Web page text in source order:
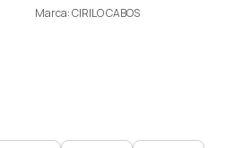
Marca: CIRILO CABOS